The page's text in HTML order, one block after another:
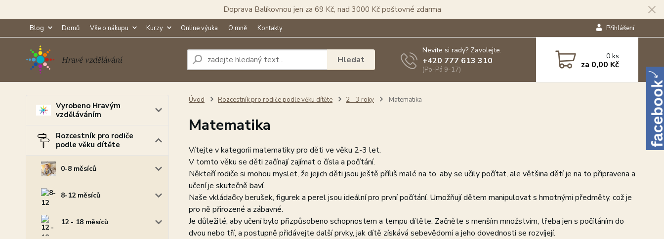
Doprava Balíkovnou jen za 69 Kč, nad 3000 Kč poštovné zdarma
Blog Domů Vše o nákupu Kurzy Online výuka O mně Kontakty Přihlášení
Hledat
Nevíte si rady? Zavolejte.
+420 777 613 310
(Po-Pá 9-17)
0ks
za 0,00 Kč
Vyrobeno Hravým
vzděláváním
Rozcestník pro rodiče
podle věku dítěte
0-8 měsíců
8-12 měsíců
12 - 18 měsíců
Úvod Rozcestník pro rodiče podle věku dítěte 2 - 3 roky Matematika
Matematika
Vítejte v kategorii matematiky pro děti ve věku 2-3 let.
V tomto věku se děti začínají zajímat o čísla a počítání.
Někteří rodiče si mohou myslet, že jejich děti jsou ještě příliš malé na to, aby se učily počítat, ale většina dětí je na to připravena a
učení je skutečně baví.
Naše vkládačky berušek, figurek a perel jsou ideální pro první počítání. Umožňují dětem manipulovat s hmotnými předměty, což je
pro ně přirozené a zábavné.
Je důležité, aby učení bylo přizpůsobeno schopnostem a tempu dítěte. Začněte s menším množstvím, třeba jen s počítáním do
dvou nebo tří, a postupně přidávejte další prvky, jak dítě získává sebevědomí a jeho dovednosti se rozvíjejí.